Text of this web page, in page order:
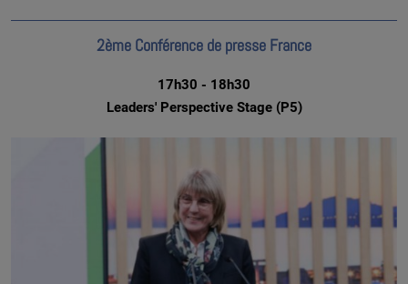
2ème Conférence de presse France
17h30 - 18h30
Leaders' Perspective Stage (P5)